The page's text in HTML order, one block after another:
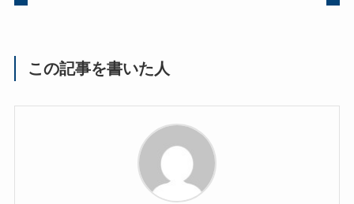
この記事を書いた人